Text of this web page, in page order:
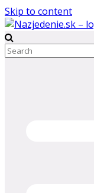
Skip to content